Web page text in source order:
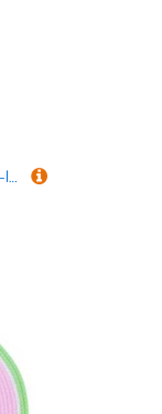
ＡＷＨＡＯ Kratzbaum für Katzen, 2-lagiges Haustierzubehör, schützt Teppiche und Sofas, Schleifklauen, Loungebett für Kätzchen mit 2 Pads, GrÜn